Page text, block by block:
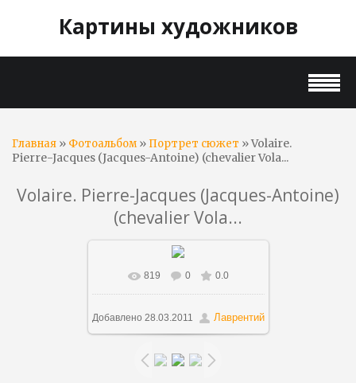
Картины художников
Главная » Фотоальбом» Портрет сюжет » Volaire.
Pierre-Jacques (Jacques-Antoine) (chevalier Vola...
Volaire. Pierre-Jacques (Jacques-Antoine)
(chevalier Vola...
В реальном размере
1484x1046/ 289.6Kb
819 0 0.0
Добавлено 28.03.2011 Лаврентий